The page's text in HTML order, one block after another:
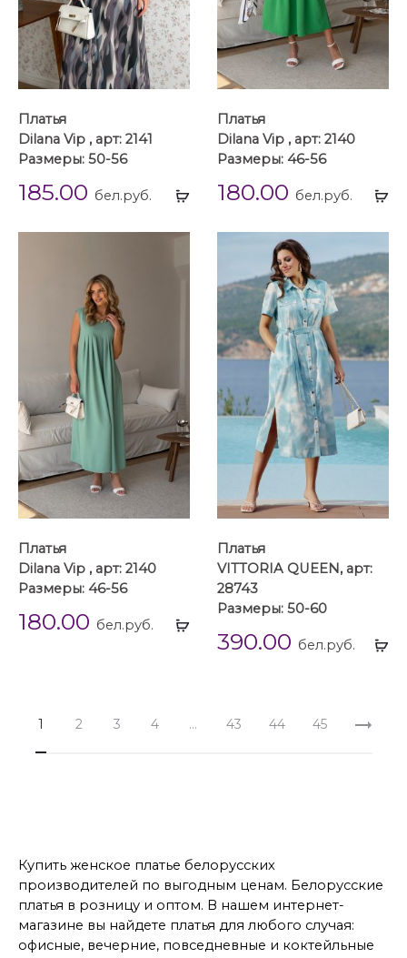
Выбрать
Платья
Dilana Vip , арт: 2141
Размеры: 50-56
185.00 бел.руб.
Платья
Dilana Vip , арт: 2140
Размеры: 46-56
180.00 бел.руб.
Выбрать
Платья
Dilana Vip , арт: 2140
Размеры: 46-56
180.00 бел.руб.
Платья
VITTORIA QUEEN, арт:
28743
Размеры: 50-60
390.00 бел.руб.
1 2 3 4 … 43 44 45
Купить женское платье белорусских
производителей по выгодным ценам. Белорусские
платья в розницу и оптом. В нашем интернет-
магазине вы найдете платья для любого случая:
офисные, вечерние, повседневные и коктейльные